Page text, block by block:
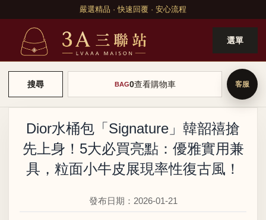
嚴選精品 · 快速回覆 · 安心流程
選單
搜尋 BAG0查看購物車
Dior水桶包「Signature」韓韶禧搶
先上身！5大必買亮點：優雅實用兼
具，粒面小牛皮展現率性復古風！
發布日期：2026-01-21